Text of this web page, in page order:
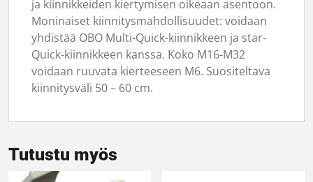
ja kiinnikkeiden kiertymisen oikeaan asentoon.
Moninaiset kiinnitysmahdollisuudet: voidaan
yhdistää OBO Multi-Quick-kiinnikkeen ja star-
Quick-kiinnikkeen kanssa. Koko M16-M32
voidaan ruuvata kierteeseen M6. Suositeltava
kiinnitysväli 50 – 60 cm.
Tutustu myös